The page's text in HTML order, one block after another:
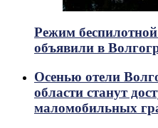
Режим
объявили в
Осенью отели
области станут
маломобильных